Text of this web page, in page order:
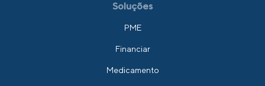
Soluções
PME
Financiar
Medicamento